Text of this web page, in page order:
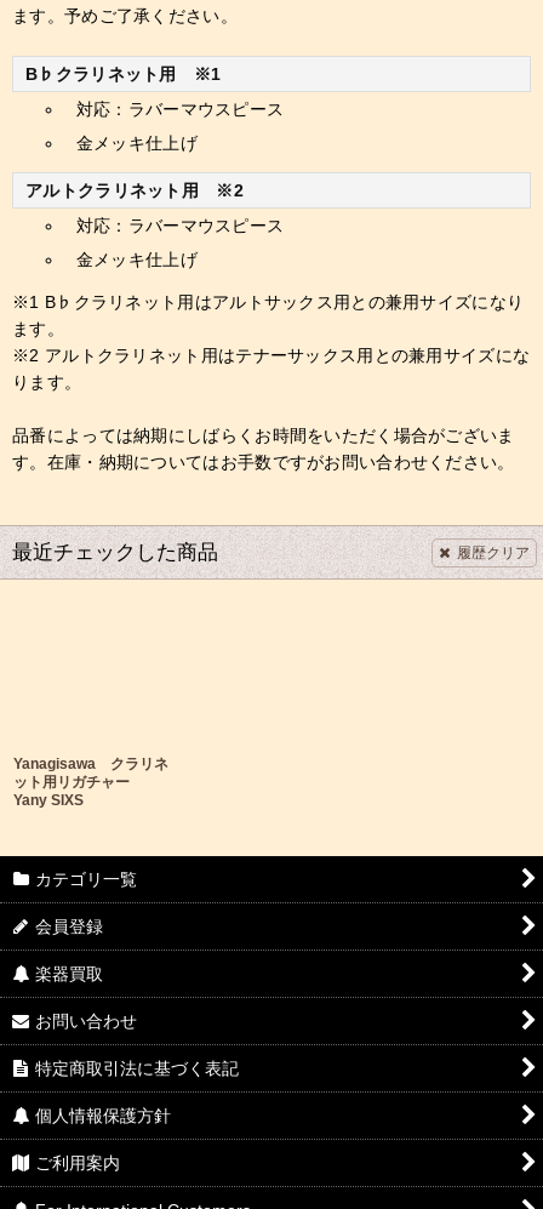
ます。予めご了承ください。
B♭クラリネット用 ※1
対応：ラバーマウスピース
金メッキ仕上げ
アルトクラリネット用 ※2
対応：ラバーマウスピース
金メッキ仕上げ
※1 B♭クラリネット用はアルトサックス用との兼用サイズになり
ます。
※2 アルトクラリネット用はテナーサックス用との兼用サイズにな
ります。
品番によっては納期にしばらくお時間をいただく場合がございま
す。在庫・納期についてはお手数ですがお問い合わせください。
最近チェックした商品 履歴クリア
Yanagisawa クラリネ
ット用リガチャー
Yany SIXS
カテゴリ一覧
会員登録
楽器買取
お問い合わせ
特定商取引法に基づく表記
個人情報保護方針
ご利用案内